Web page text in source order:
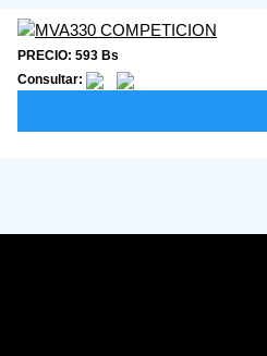
PRECIO: 593 Bs
Consultar: